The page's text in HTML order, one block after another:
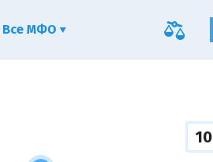
Все МФО